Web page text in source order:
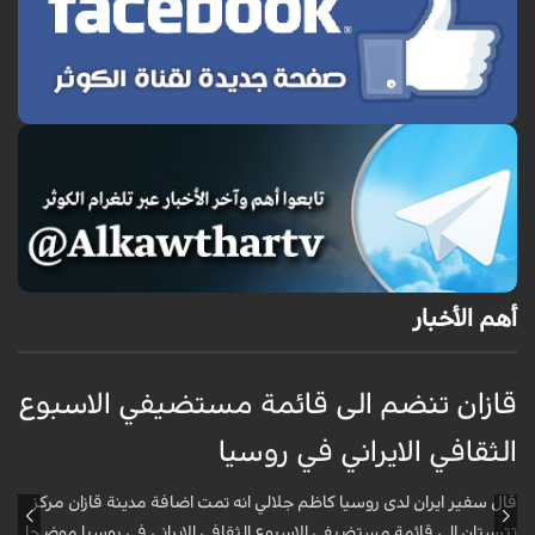
أهم الأخبار
قازان تنضم الى قائمة مستضيفي الاسبوع
الثقافي الايراني في روسيا
قال سفير ايران لدى روسيا كاظم جلالي انه تمت اضافة مدينة قازان مركز